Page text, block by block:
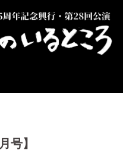
号】